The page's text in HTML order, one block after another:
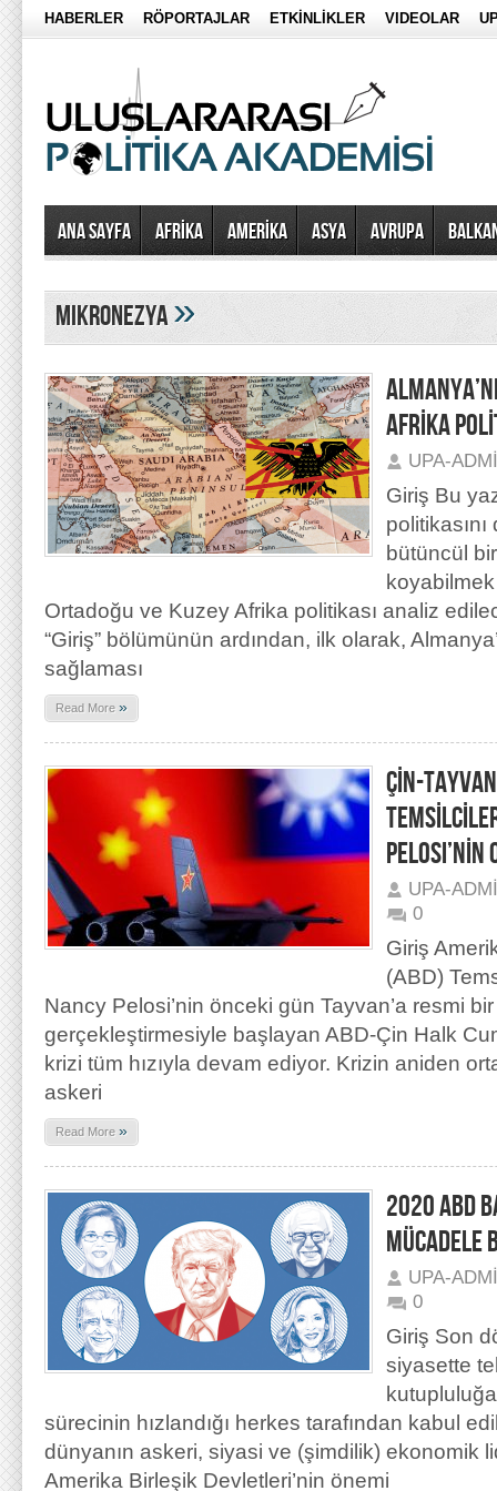
HABERLER RÖPORTAJLAR ETKİNLİKLER VIDEOLAR
Ana Sayfa AFRİKA AMERİKA ASYA AVRUPA
mikronezya»
AFRİKA
UPA-
Giriş Bu
bütüncül
koyabilmek
Ortadoğu ve Kuzey Afrika politikası analiz
“Giriş” bölümünün ardından, ilk olarak,
sağlaması
Read More »
ÇİN-
UPA-
0
Giriş
(ABD)
Nancy Pelosi’nin önceki gün Tayvan’a resmi
gerçekleştirmesiyle başlayan ABD-Çin Halk
krizi tüm hızıyla devam ediyor. Krizin aniden
askeri
Read More »
2020 ABD
MÜCADELE
UPA-
0
Giriş Son
siyasette
sürecinin hızlandığı herkes tarafından kabul
dünyanın askeri, siyasi ve (şimdilik) ekonomik
Amerika Birleşik Devletleri’nin önemi